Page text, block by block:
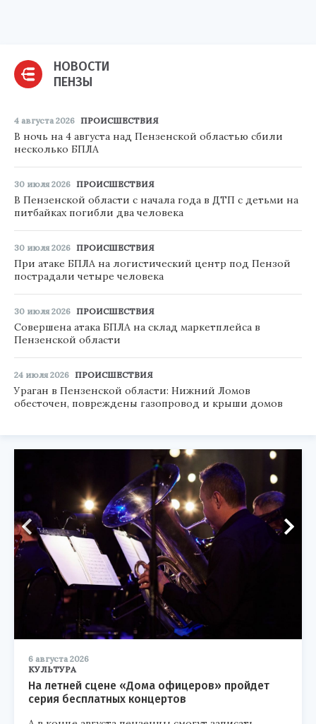
НОВОСТИ
ПЕНЗЫ
4 августа 2026 ПРОИСШЕСТВИЯ
В ночь на 4 августа над Пензенской областью сбили
несколько БПЛА
30 июля 2026 ПРОИСШЕСТВИЯ
В Пензенской области с начала года в ДТП с детьми на
питбайках погибли два человека
30 июля 2026 ПРОИСШЕСТВИЯ
При атаке БПЛА на логистический центр под Пензой
пострадали четыре человека
30 июля 2026 ПРОИСШЕСТВИЯ
Совершена атака БПЛА на склад маркетплейса в
Пензенской области
24 июля 2026 ПРОИСШЕСТВИЯ
Ураган в Пензенской области: Нижний Ломов
обесточен, повреждены газопровод и крыши домов
6 августа 2026
КУЛЬТУРА
На летней сцене «Дома офицеров» пройдет
серия бесплатных концертов